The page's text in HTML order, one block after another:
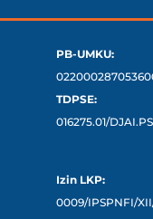
PB-UMKU:
TDPSE:
016275.01/
Izin LKP:
0009/IPSPNFI/